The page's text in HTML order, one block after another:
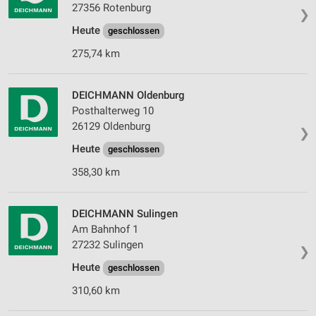
❯
27356 Rotenburg
Heute
geschlossen
275,74 km
❯
DEICHMANN Oldenburg
Posthalterweg 10
26129 Oldenburg
Heute
geschlossen
358,30 km
❯
DEICHMANN Sulingen
Am Bahnhof 1
27232 Sulingen
Heute
geschlossen
310,60 km
Verwendung von Profilen zur Auswahl
personalisierter Werbung
Erstellung von Profilen zur Personalisierung
Verwendung von Profilen zur Auswahl
personalisierter Inhalte
Messung der Werbeleistung
Messung der Performance von Inhalten
Quellen
Entwicklung und Verbesserung der Angebote
Verwendung reduzierter Daten zur Auswahl von